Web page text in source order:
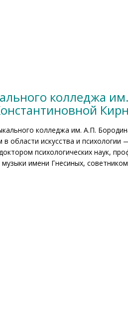
колледжа
колледжа им. А.П.
области искусства и психологии
психологических наук,
имени Гнесиных,